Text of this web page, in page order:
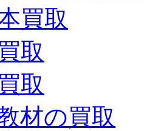
買取
取
取
材の買取